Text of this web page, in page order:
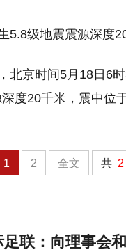
5.8级地震震源深度
北京时间5月18日6
度20千米，震中位
1 2 全文 共 2
足联：向理事会